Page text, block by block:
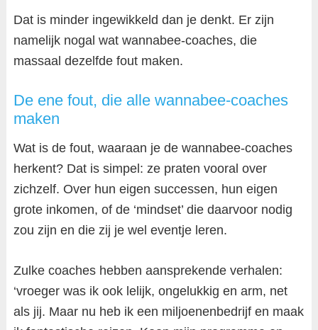
Dat is minder ingewikkeld dan je denkt. Er zijn
namelijk nogal wat wannabee-coaches, die
massaal dezelfde fout maken.
De ene fout, die alle wannabee-coaches
maken
Wat is de fout, waaraan je de wannabee-coaches
herkent? Dat is simpel: ze praten vooral over
zichzelf. Over hun eigen successen, hun eigen
grote inkomen, of de ‘mindset’ die daarvoor nodig
zou zijn en die zij je wel eventje leren.
Zulke coaches hebben aansprekende verhalen:
‘vroeger was ik ook lelijk, ongelukkig en arm, net
als jij. Maar nu heb ik een miljoenenbedrijf en maak